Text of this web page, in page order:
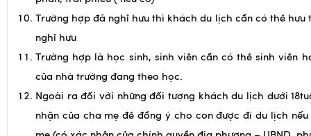
phần, trái phiếu ( nếu có)
Trường hợp đã nghỉ hưu thì khách du lịch cần có thẻ
nghỉ hưu
Trường hợp là học sinh, sinh viên cần có thẻ sinh viên
của nhà trường đang theo học.
Ngoài ra đối với những đối tượng khách du lịch dưới
nhận của cha mẹ đẻ đồng ý cho con được đi du lịch